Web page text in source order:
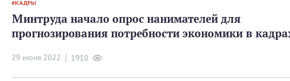
КАДРЫ
Минтруда начало опрос нанимателей для
прогнозирования потребности экономики в
29 июня 2022 1910